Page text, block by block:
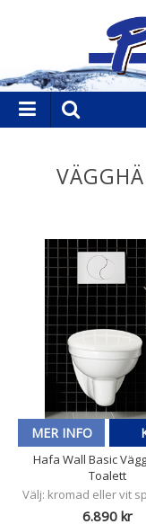
MER INFO
Hafa Wall Basic
Toalett
Välj: kromad eller vit
6.890 kr